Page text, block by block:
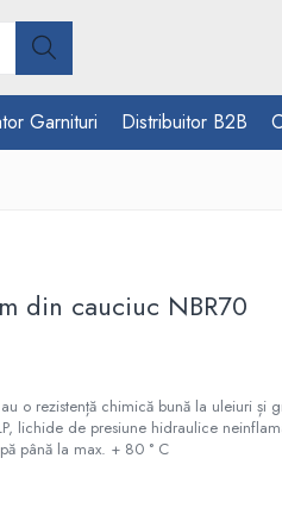
Garnituri Distribuitor B2B
din cauciuc NBR70
o rezistență chimică bună la uleiuri și
lichide de presiune hidraulice
până la max. + 80 ° C